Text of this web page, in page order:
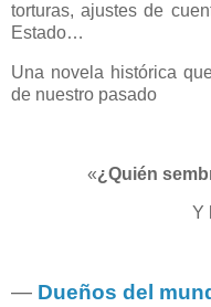
torturas, ajustes de
Estado…
Una novela histórica
de nuestro pasado
«¿Quién
Y
― Dueños del